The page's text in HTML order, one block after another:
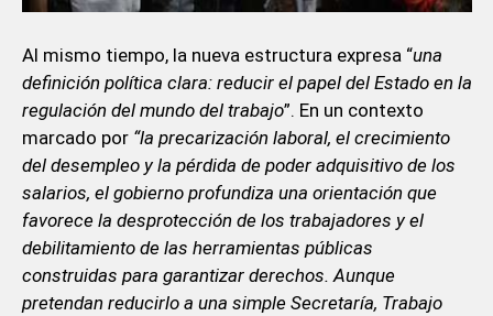
Al mismo tiempo, la nueva estructura expresa “una
definición política clara: reducir el papel del Estado en la
regulación del mundo del trabajo”. En un contexto
marcado por “la precarización laboral, el crecimiento
del desempleo y la pérdida de poder adquisitivo de los
salarios, el gobierno profundiza una orientación que
favorece la desprotección de los trabajadores y el
debilitamiento de las herramientas públicas
construidas para garantizar derechos. Aunque
pretendan reducirlo a una simple Secretaría, Trabajo